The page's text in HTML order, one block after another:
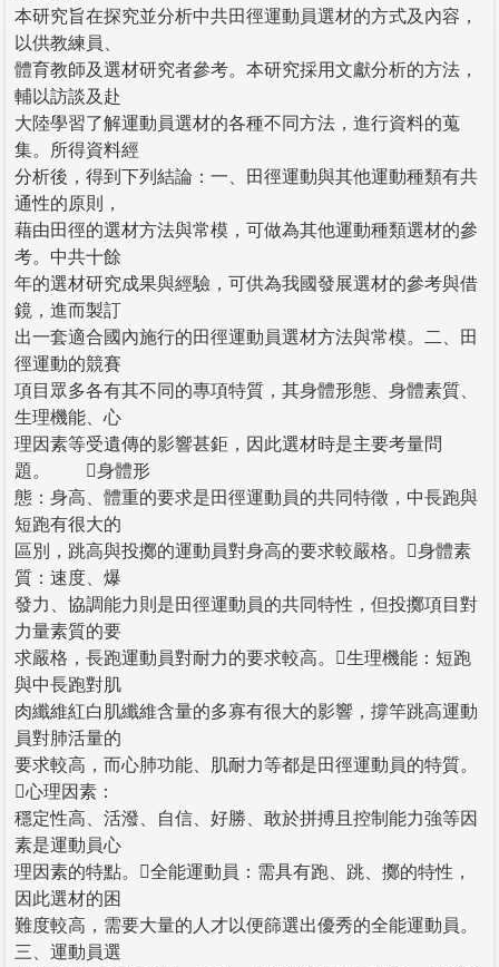
本研究旨在探究並分析中共田徑運動員選材的方式及內容，
以供教練員、
體育教師及選材研究者參考。本研究採用文獻分析的方法，
輔以訪談及赴
大陸學習了解運動員選材的各種不同方法，進行資料的蒐
集。所得資料經
分析後，得到下列結論：一、田徑運動與其他運動種類有共
通性的原則，
藉由田徑的選材方法與常模，可做為其他運動種類選材的參
考。中共十餘
年的選材研究成果與經驗，可供為我國發展選材的參考與借
鏡，進而製訂
出一套適合國內施行的田徑運動員選材方法與常模。二、田
徑運動的競賽
項目眾多各有其不同的專項特質，其身體形態、身體素質、
生理機能、心
理因素等受遺傳的影響甚鉅，因此選材時是主要考量問
題。 身體形
態：身高、體重的要求是田徑運動員的共同特徵，中長跑與
短跑有很大的
區別，跳高與投擲的運動員對身高的要求較嚴格。身體素
質：速度、爆
發力、協調能力則是田徑運動員的共同特性，但投擲項目對
力量素質的要
求嚴格，長跑運動員對耐力的要求較高。生理機能：短跑
與中長跑對肌
肉纖維紅白肌纖維含量的多寡有很大的影響，撐竿跳高運動
員對肺活量的
要求較高，而心肺功能、肌耐力等都是田徑運動員的特質。
心理因素：
穩定性高、活潑、自信、好勝、敢於拼搏且控制能力強等因
素是運動員心
理因素的特點。全能運動員：需具有跑、跳、擲的特性，
因此選材的困
難度較高，需要大量的人才以便篩選出優秀的全能運動員。
三、運動員選